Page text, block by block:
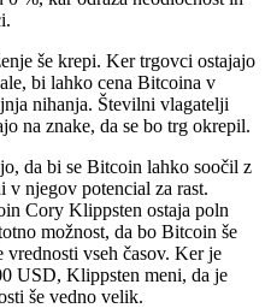
še krepi. Ker trgovci ostajajo
bi lahko cena Bitcoina v
nihanja. Številni vlagatelji
na znake, da se bo trg okrepil.
da bi se Bitcoin lahko soočil z
v njegov potencial za rast.
Cory Klippsten ostaja poln
možnost, da bo Bitcoin še
vseh časov. Ker je
USD, Klippsten meni, da je
še vedno velik.